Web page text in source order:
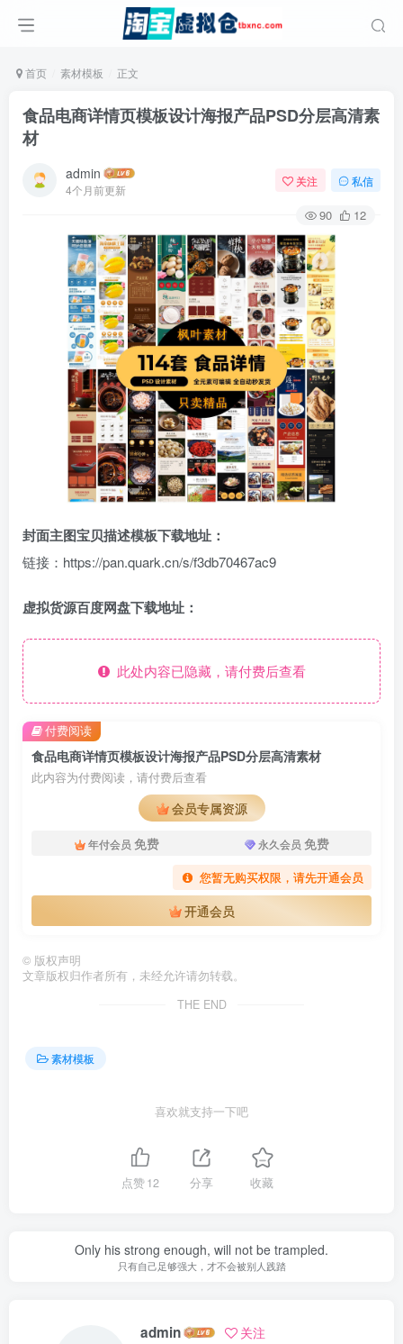
首页 素材模板 正文
食品电商详情页模板设计海报产品PSD分层高清素
材
admin
4个月前更新
关注 私信
90 12
封面主图宝贝描述模板下载地址：
链接：https://pan.quark.cn/s/f3db70467ac9
虚拟货源百度网盘下载地址：
此处内容已隐藏，请付费后查看
食品电商详情页模板设计海报产品PSD分层高清素材
此内容为付费阅读，请付费后查看
会员专属资源
年付会员 免费 永久会员 免费
您暂无购买权限，请先开通会员
开通会员
付费阅读
© 版权声明
文章版权归作者所有，未经允许请勿转载。
THE END
素材模板
喜欢就支持一下吧
点赞12 分享 收藏
Only his strong enough, will not be trampled.
只有自己足够强大，才不会被别人践踏
admin 关注